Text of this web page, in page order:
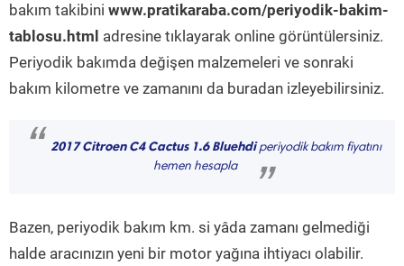
bakım takibini www.pratikaraba.com/periyodik-bakim-
tablosu.html adresine tıklayarak online görüntülersiniz.
Periyodik bakımda değişen malzemeleri ve sonraki
bakım kilometre ve zamanını da buradan izleyebilirsiniz.
“ 2017 Citroen C4 Cactus 1.6 Bluehdiperiyodik bakım fiyatını
hemen hesapla
”
Bazen, periyodik bakım km. si yâda zamanı gelmediği
halde aracınızın yeni bir motor yağına ihtiyacı olabilir.